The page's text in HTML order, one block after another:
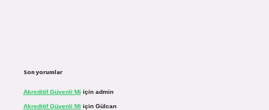
Son yorumlar
Akreditif Güvenli Mi için admin
Akreditif Güvenli Mi için Gülcan